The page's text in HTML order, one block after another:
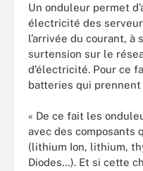
Un onduleur permet
électricité des
l’arrivée du courant, à
surtension sur le
d’électricité. Pour ce
batteries qui
« De ce fait les
avec des composants
(lithium Ion, lithium,
Diodes…). Et si cette